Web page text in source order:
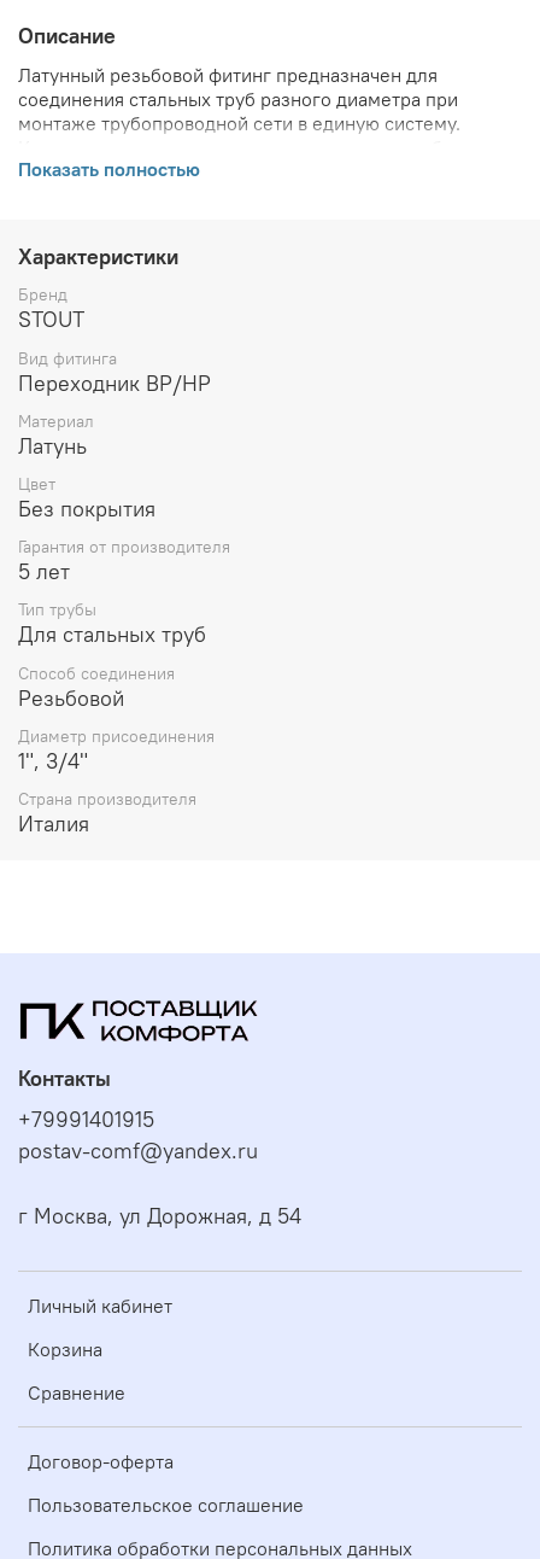
Описание
Латунный резьбовой фитинг предназначен для
соединения стальных труб разного диаметра при
монтаже трубопроводной сети в единую систему.
лёгкого монтажа.
габаритах, внешнем виде и цвете, стране производства
и основываются на последних доступных сведениях от
производителя. Производитель оставляет за собой
вносить изменения в дизайн и технические
характеристики, не ухудшающие потребительских
Показать полностью
Характеристики
Бренд
STOUT
Вид фитинга
Переходник ВР/НР
Материал
Латунь
Цвет
Без покрытия
Гарантия от производителя
5 лет
Тип трубы
Для стальных труб
Способ соединения
Резьбовой
Диаметр присоединения
1", 3/4"
Страна производителя
Италия
Личный кабинет
Корзина
Сравнение
Договор-оферта
Пользовательское соглашение
Политика обработки персональных данных
Контакты
+79991401915
postav-comf@yandex.ru
г Москва, ул Дорожная, д 54